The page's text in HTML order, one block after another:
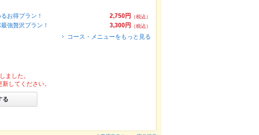
2,750円
（税込）
お得プラン！
3,300円
（税込）
強贅沢プラン！
コース・メニューをもっと見る
ました。
してください。
る